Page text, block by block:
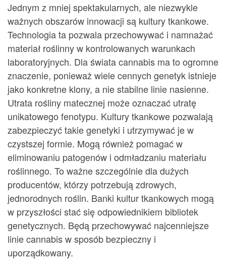
Jednym z mniej spektakularnych, ale niezwykle
ważnych obszarów innowacji są kultury tkankowe.
Technologia ta pozwala przechowywać i namnażać
materiał roślinny w kontrolowanych warunkach
laboratoryjnych. Dla świata cannabis ma to ogromne
znaczenie, ponieważ wiele cennych genetyk istnieje
jako konkretne klony, a nie stabilne linie nasienne.
Utrata rośliny matecznej może oznaczać utratę
unikatowego fenotypu. Kultury tkankowe pozwalają
zabezpieczyć takie genetyki i utrzymywać je w
czystszej formie. Mogą również pomagać w
eliminowaniu patogenów i odmładzaniu materiału
roślinnego. To ważne szczególnie dla dużych
producentów, którzy potrzebują zdrowych,
jednorodnych roślin. Banki kultur tkankowych mogą
w przyszłości stać się odpowiednikiem bibliotek
genetycznych. Będą przechowywać najcenniejsze
linie cannabis w sposób bezpieczny i
uporządkowany.